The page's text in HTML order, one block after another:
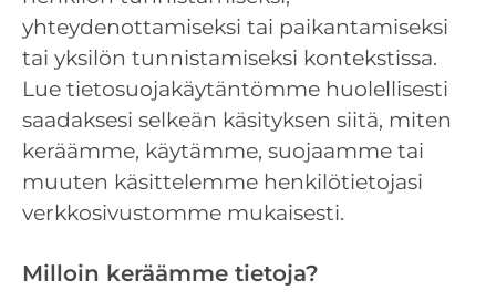
yhteydenottamiseksi tai paikantamiseksi
tai yksilön tunnistamiseksi kontekstissa.
Lue tietosuojakäytäntömme huolellisesti
saadaksesi selkeän käsityksen siitä, miten
keräämme, käytämme, suojaamme tai
muuten käsittelemme henkilötietojasi
verkkosivustomme mukaisesti.
Milloin keräämme tietoja?